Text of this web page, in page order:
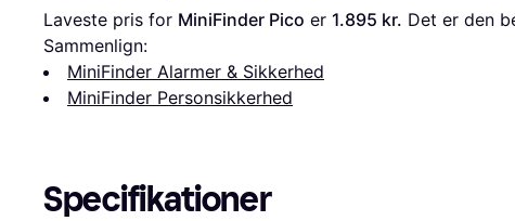
Laveste pris for MiniFinder Pico er 1.895 kr. Det er den
Sammenlign:
MiniFinder Alarmer & Sikkerhed
MiniFinder Personsikkerhed
Specifikationer